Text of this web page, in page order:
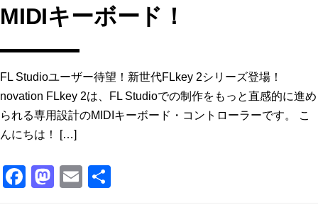
MIDIキーボード！
FL Studioユーザー待望！新世代FLkey 2シリーズ登場！
novation FLkey 2は、FL Studioでの制作をもっと直感的に進め
られる専用設計のMIDIキーボード・コントローラーです。 こ
んにちは！ […]
F M E